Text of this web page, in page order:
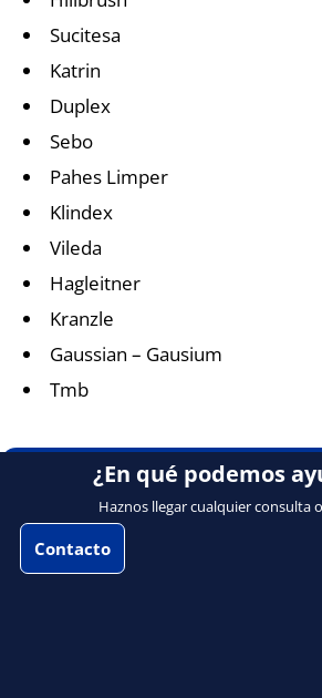
Sucitesa
Katrin
Duplex
Sebo
Pahes Limper
Klindex
Vileda
Hagleitner
Kranzle
Gaussian – Gausium
Tmb
¿En qué podemos
Haznos llegar cualquier consulta
Contacto